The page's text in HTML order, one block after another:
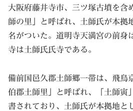
大阪府藤井寺市、三ツ塚古墳を含
師の里」と呼ばれ、土師氏が本拠
名がついた。道明寺天満宮の前身
寺は土師氏氏寺である。
備前国邑久郡土師郷一帯は、飛鳥
伯郡土師里」と呼ばれ、「土師寅
書されており、土師氏が本拠地と